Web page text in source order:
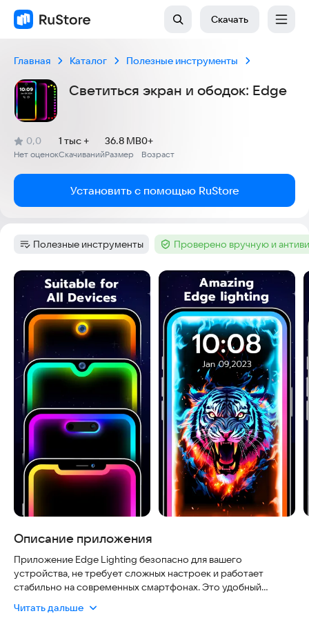
Скачать
Главная Каталог Полезные инструменты
Светиться экран и ободок: Edge
Рейтинг:
0,0
(
Нет оценок
)
Скачиваний
1 тыс +
Размер
36.8 MB
Возраст
0+
Установить с помощью RuStore
Категория:
Полезные инструменты Тег :Проверено вручную и
Скриншоты
Описание приложения
Приложение Edge Lighting безопасно для вашего
устройства, не требует сложных настроек и работает
стабильно на современных смартфонах. Это удобный
подсветку по краям экрана и на экране блокировки, делая
Читать дальше